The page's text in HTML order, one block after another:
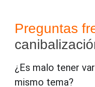
Preguntas
¿Es malo tener
mismo tema?